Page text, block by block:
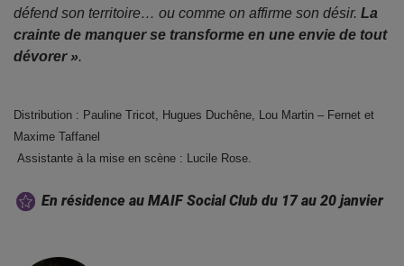
défend son territoire… ou comme on affirme son désir. La
crainte de manquer se transforme en une envie de tout
dévorer ».
Distribution : Pauline Tricot, Hugues Duchêne, Lou Martin – Fernet et
Maxime Taffanel
Assistante à la mise en scène : Lucile Rose.
En résidence au MAIF Social Club du 17 au 20 janvier